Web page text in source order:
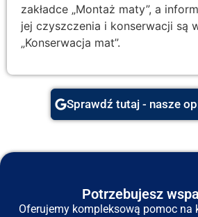
zakładce „Montaż maty”, a
jej czyszczenia i konserwacji są
„Konserwacja mat”.
Sprawdź tutaj - nasze
Potrzebujesz
Oferujemy kompleksową pomoc na